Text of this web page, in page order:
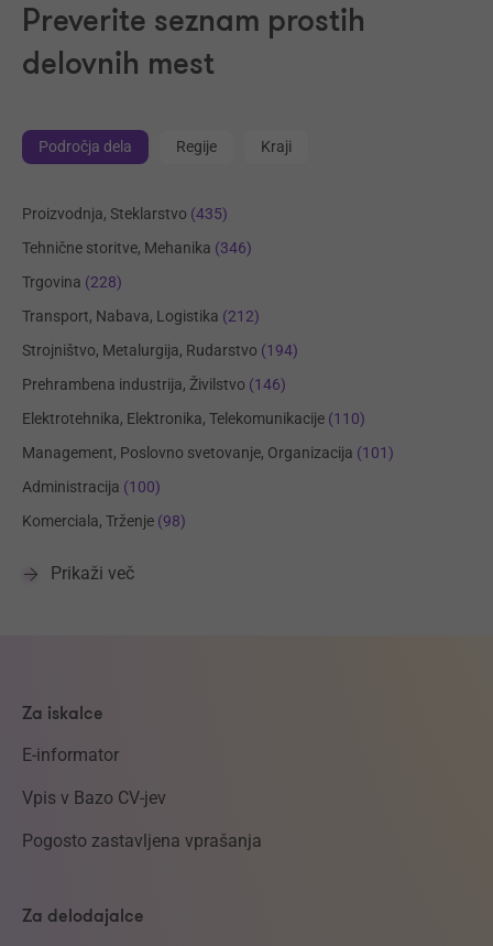
Preverite seznam prostih
delovnih mest
Področja dela Regije Kraji
Proizvodnja, Steklarstvo (435)
Tehnične storitve, Mehanika (346)
Trgovina (228)
Transport, Nabava, Logistika (212)
Strojništvo, Metalurgija, Rudarstvo (194)
Prehrambena industrija, Živilstvo (146)
Elektrotehnika, Elektronika, Telekomunikacije (110)
Management, Poslovno svetovanje, Organizacija (101)
Administracija (100)
Komerciala, Trženje (98)
Prikaži več
Za iskalce
E-informator
Vpis v Bazo CV-jev
Pogosto zastavljena vprašanja
Za delodajalce